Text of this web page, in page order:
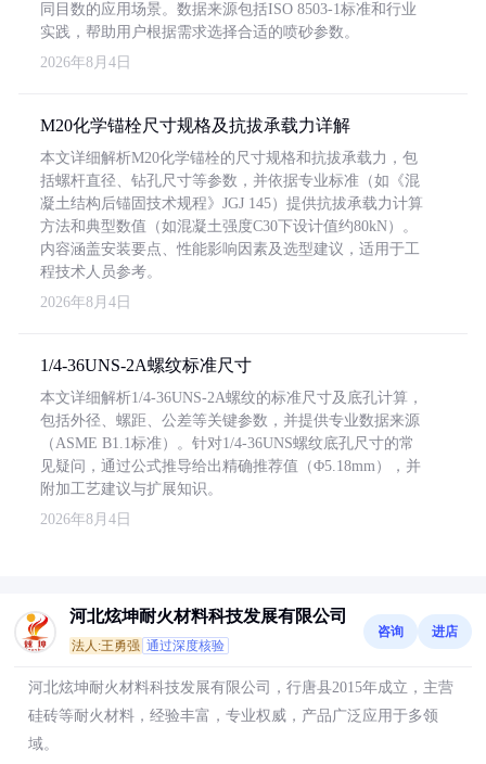
同目数的应用场景。数据来源包括ISO 8503-1标准和行业
实践，帮助用户根据需求选择合适的喷砂参数。
2026年8月4日
M20化学锚栓尺寸规格及抗拔承载力详解
本文详细解析M20化学锚栓的尺寸规格和抗拔承载力，包
括螺杆直径、钻孔尺寸等参数，并依据专业标准（如《混
凝土结构后锚固技术规程》JGJ 145）提供抗拔承载力计算
方法和典型数值（如混凝土强度C30下设计值约80kN）。
内容涵盖安装要点、性能影响因素及选型建议，适用于工
程技术人员参考。
2026年8月4日
1/4-36UNS-2A螺纹标准尺寸
本文详细解析1/4-36UNS-2A螺纹的标准尺寸及底孔计算，
包括外径、螺距、公差等关键参数，并提供专业数据来源
（ASME B1.1标准）。针对1/4-36UNS螺纹底孔尺寸的常
见疑问，通过公式推导给出精确推荐值（Φ5.18mm），并
附加工艺建议与扩展知识。
2026年8月4日
河北炫坤耐火材料科技发展有限公司
法人:王勇强 通过深度核验
咨询 进店
河北炫坤耐火材料科技发展有限公司，行唐县2015年成立，主营
硅砖等耐火材料，经验丰富，专业权威，产品广泛应用于多领
域。